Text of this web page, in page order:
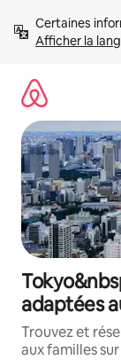
directement
Afficher la
adaptées
Trouvez et
aux familles